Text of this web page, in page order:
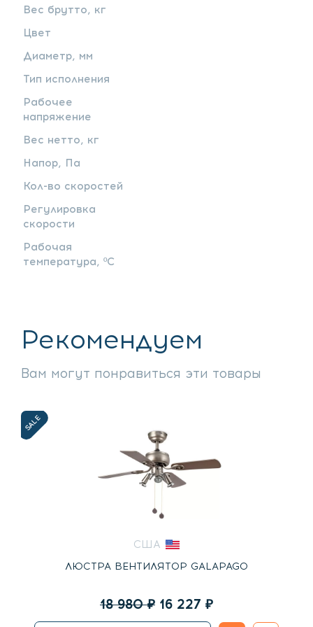
Вес брутто, кг
Цвет
Диаметр, мм
Тип исполнения
Рабочее
напряжение
Вес нетто, кг
Напор, Па
Кол-во скоростей
Регулировка
скорости
Рабочая
температура, ºС
Рекомендуем
Вам могут понравиться эти товары
SALE
США
ЛЮСТРА ВЕНТИЛЯТОР GALAPAGO
18 980₽ Первоначальная
цена
16 227 ₽Текущая
цена: